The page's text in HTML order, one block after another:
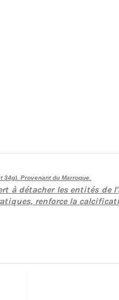
Provenant du Marroque.
à détacher les entités
renforce la